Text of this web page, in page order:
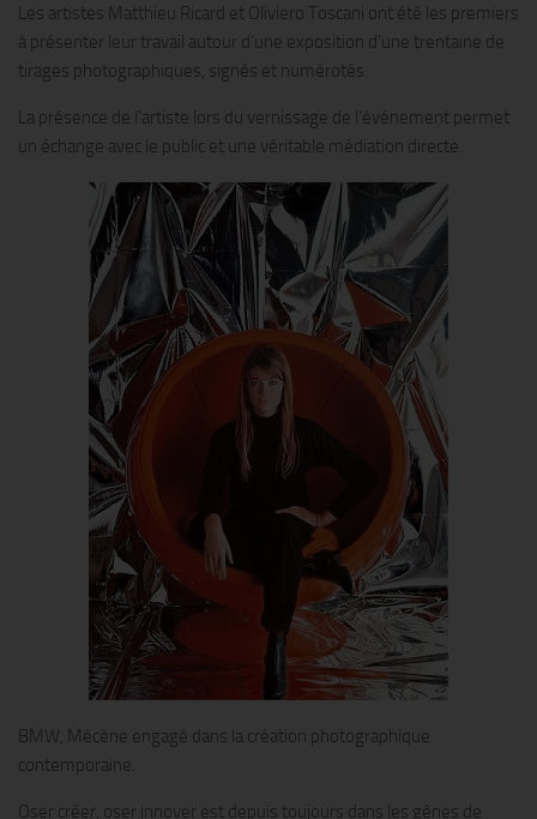
Les artistes Matthieu Ricard et Oliviero Toscani ont été les premiers
à présenter leur travail autour d’une exposition d’une trentaine de
tirages photographiques, signés et numérotés.
La présence de l’artiste lors du vernissage de l’événement permet
un échange avec le public et une véritable médiation directe.
BMW, Mécène engagé dans la création photographique
contemporaine.
Oser créer, oser innover est depuis toujours dans les gênes de